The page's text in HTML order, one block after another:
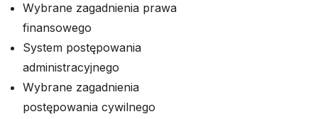
Wybrane zagadnienia prawa
finansowego
System postępowania
administracyjnego
Wybrane zagadnienia
postępowania cywilnego